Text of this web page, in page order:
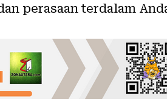
perasaan terdalam